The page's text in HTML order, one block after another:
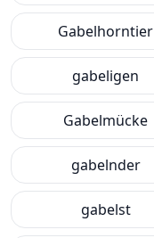
Gabelhorntier
gabeligen
Gabelmücke
gabelnder
gabelst